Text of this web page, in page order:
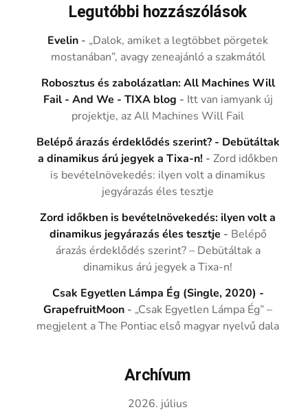
Legutóbbi hozzászólások
Evelin - „Dalok, amiket a legtöbbet pörgetek
mostanában”, avagy zeneajánló a szakmától
Robosztus és zabolázatlan: All Machines Will
Fail - And We - TIXA blog - Itt van iamyank új
projektje, az All Machines Will Fail
Belépő árazás érdeklődés szerint? - Debütáltak
a dinamikus árú jegyek a Tixa-n! -Zord időkben
is bevételnövekedés: ilyen volt a dinamikus
jegyárazás éles tesztje
Zord időkben is bevételnövekedés: ilyen volt a
dinamikus jegyárazás éles tesztje - Belépő
árazás érdeklődés szerint? – Debütáltak a
dinamikus árú jegyek a Tixa-n!
Csak Egyetlen Lámpa Ég (Single, 2020) -
GrapefruitMoon - „Csak Egyetlen Lámpa Ég” –
megjelent a The Pontiac első magyar nyelvű dala
Archívum
2026. július